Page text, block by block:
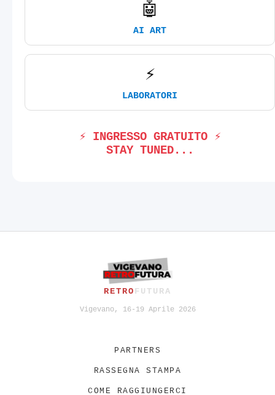
🤖
AI ART
⚡
LABORATORI
⚡ INGRESSO GRATUITO ⚡
STAY TUNED...
RETROFUTURA
Vigevano, 16-19 Aprile 2026
PARTNERS
RASSEGNA STAMPA
COME RAGGIUNGERCI